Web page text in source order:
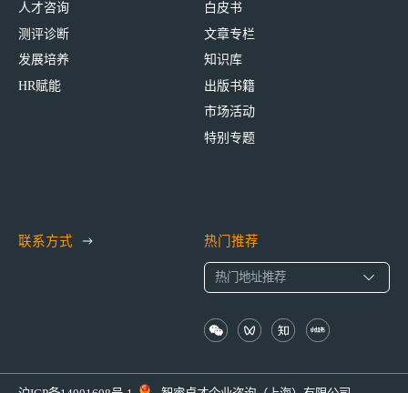
人才咨询
测评诊断
发展培养
HR赋能
白皮书
文章专栏
知识库
出版书籍
市场活动
特别专题
联系方式 热门推荐